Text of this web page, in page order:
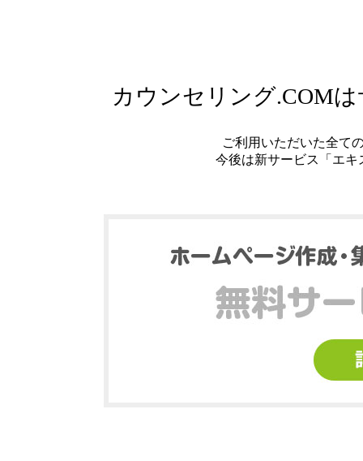
カウンセリング.COM
ご利用いただいた全て
今後は新サービス「エ